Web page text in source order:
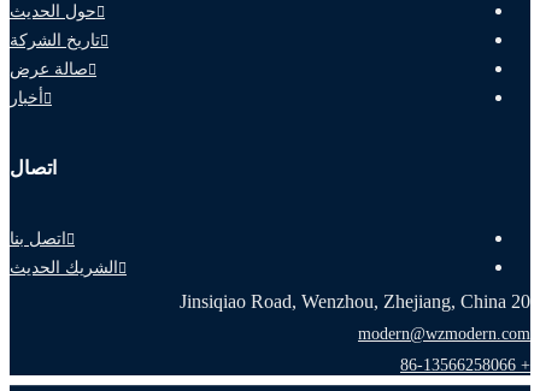
حول الحديث
تاريخ الشركة
صالة عرض
أخبار
اتصال
اتصل بنا
الشريك الحديث
20 Jinsiqiao Road, Wenzhou, Zhejiang, China
modern@wzmodern.com
+ 86-13566258066